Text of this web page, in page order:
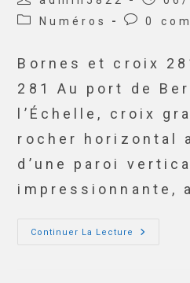
Numéros
0
Bornes et croix
281 Au port de
l’Échelle, croix
rocher horizontal
d’une paroi
impressionnante,
Continuer La Lecture